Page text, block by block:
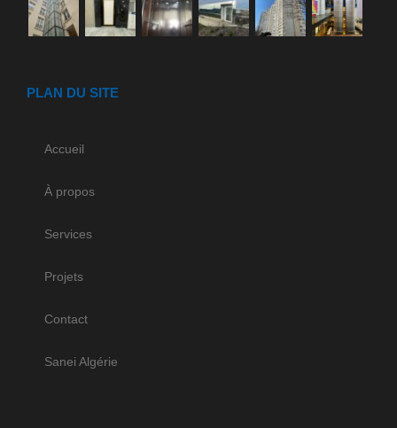
PLAN DU SITE
Accueil
À propos
Services
Projets
Contact
Sanei Algérie